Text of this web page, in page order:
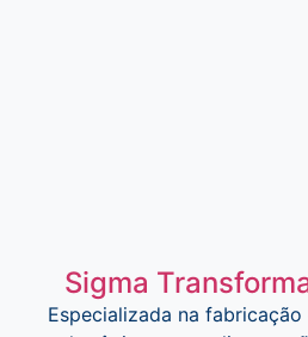
Sigma
Especializada na